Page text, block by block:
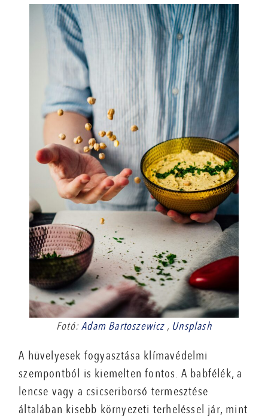
Fotó:Adam Bartoszewicz, Unsplash
A hüvelyesek fogyasztása klímavédelmi
szempontból is kiemelten fontos. A babfélék, a
lencse vagy a csicseriborsó termesztése
általában kisebb környezeti terheléssel jár, mint